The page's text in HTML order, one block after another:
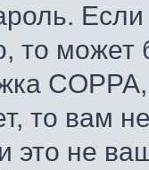
то может
то вам
это не